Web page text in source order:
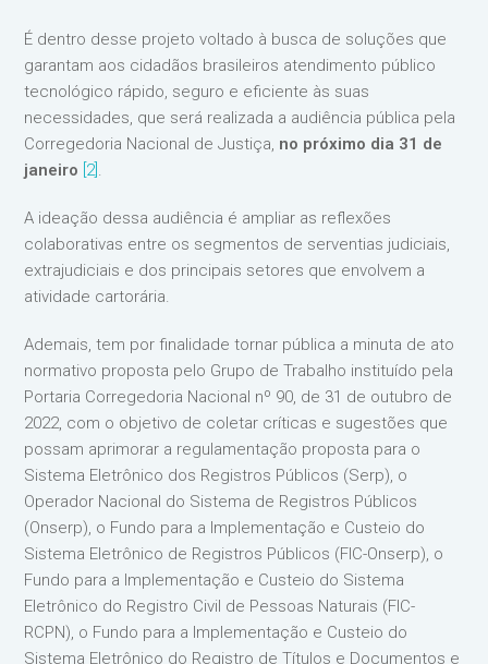
É dentro desse projeto voltado à busca de soluções que
garantam aos cidadãos brasileiros atendimento público
tecnológico rápido, seguro e eficiente às suas
necessidades, que será realizada a audiência pública pela
Corregedoria Nacional de Justiça, no próximo dia 31 de
janeiro [2].
A ideação dessa audiência é ampliar as reflexões
colaborativas entre os segmentos de serventias judiciais,
extrajudiciais e dos principais setores que envolvem a
atividade cartorária.
Ademais, tem por finalidade tornar pública a minuta de ato
normativo proposta pelo Grupo de Trabalho instituído pela
Portaria Corregedoria Nacional nº 90, de 31 de outubro de
2022, com o objetivo de coletar críticas e sugestões que
possam aprimorar a regulamentação proposta para o
Sistema Eletrônico dos Registros Públicos (Serp), o
Operador Nacional do Sistema de Registros Públicos
(Onserp), o Fundo para a Implementação e Custeio do
Sistema Eletrônico de Registros Públicos (FIC-Onserp), o
Fundo para a Implementação e Custeio do Sistema
Eletrônico do Registro Civil de Pessoas Naturais (FIC-
RCPN), o Fundo para a Implementação e Custeio do
Sistema Eletrônico do Registro de Títulos e Documentos e